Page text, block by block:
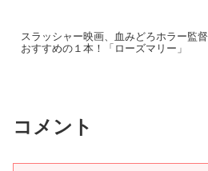
スラッシャー映画、血みどろホラー監督
おすすめの１本！「ローズマリー」
コメント